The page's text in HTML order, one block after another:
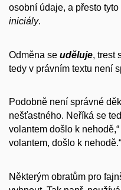
osobní údaje, a přesto
iniciály.
Odměna se uděluje, trest
tedy v právním textu není
Podobně není správné
nešťastného. Neříká se
volantem došlo k nehodě,“
volantem, došlo k nehodě.“
Některým obratům pro